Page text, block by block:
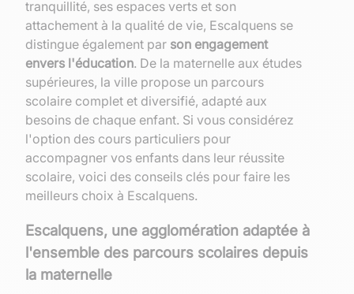
tranquillité, ses espaces verts et son
attachement à la qualité de vie, Escalquens se
distingue également par son engagement
envers l'éducation. De la maternelle aux études
supérieures, la ville propose un parcours
scolaire complet et diversifié, adapté aux
besoins de chaque enfant. Si vous considérez
l'option des cours particuliers pour
accompagner vos enfants dans leur réussite
scolaire, voici des conseils clés pour faire les
meilleurs choix à Escalquens.
Escalquens, une agglomération adaptée à
l'ensemble des parcours scolaires depuis
la maternelle